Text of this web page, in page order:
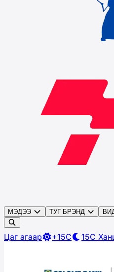
МЭДЭЭ ТУГ БРЭНД
Цаг агаар +15C 15C